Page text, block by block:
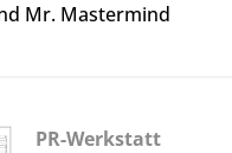
Mr. Mastermind
PR-Werkstatt